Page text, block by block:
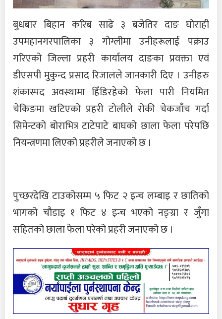
बुधबार बिहान करिब साढे ३ बजेतिर दाङ घोराही
उपमहानगरपालिका ३ गोग्लीमा उनीहरूलाई पक्राउ
गरिएको जिल्ला प्रहरी कार्यालय दाङका प्रवक्ता एवं
डीएसपी मुकुन्द प्रसाद रिजालले जानकारी दिए । उनीहरु
शंकास्पद अवस्थामा हिँडिरहेको फेला पारी नियमित
चेकिङमा खटिएको प्रहरी टोलीले रोकी चेकजाँच गर्दा
सिमेन्टको बोराभित्र टाटेपाटे बाघको छाला फेला परेपछि
नियन्त्रणमा लिएको प्रहरीले जनाएको छ ।
पुच्छरदेखि टाउकोसम्म ५ फिट २ इन्च लम्बाइ र छातिको
भागको चौडाइ १ फिट ४ इन्च भएको नङ्ग्रा र जुँगा
सहितको छाला फेला परेको प्रहरी जनाएको छ ।